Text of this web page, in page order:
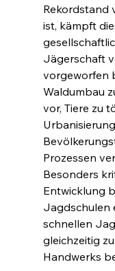
Rekordstand
ist, kämpft
Jägerschaft
vorgeworfen
Waldumbau
vor, Tiere zu
Prozessen
Besonders
Entwicklung
Jagdschulen
schnellen
gleichzeitig
Handwerks